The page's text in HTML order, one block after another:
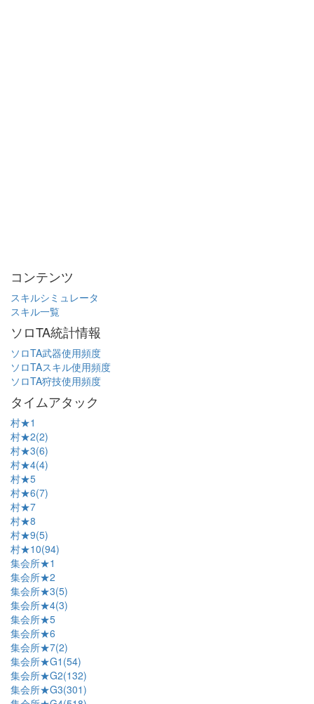
コンテンツ
スキルシミュレータ
スキル一覧
ソロTA統計情報
ソロTA武器使用頻度
ソロTAスキル使用頻度
ソロTA狩技使用頻度
タイムアタック
村★1
村★2(2)
村★3(6)
村★4(4)
村★5
村★6(7)
村★7
村★8
村★9(5)
村★10(94)
集会所★1
集会所★2
集会所★3(5)
集会所★4(3)
集会所★5
集会所★6
集会所★7(2)
集会所★G1(54)
集会所★G2(132)
集会所★G3(301)